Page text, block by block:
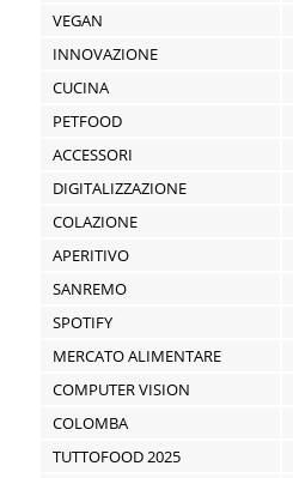
VEGAN
INNOVAZIONE
CUCINA
PETFOOD
ACCESSORI
DIGITALIZZAZIONE
COLAZIONE
APERITIVO
SANREMO
SPOTIFY
MERCATO ALIMENTARE
COMPUTER VISION
COLOMBA
TUTTOFOOD 2025